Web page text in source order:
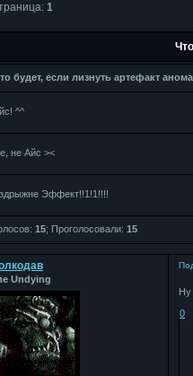
1
будет, если лизнуть артефакт
^^
не Айс ><
Эффект!!1!1!!!!
15; Проголосовали: 15
Undying
Ну
0